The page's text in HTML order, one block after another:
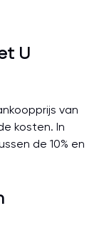
U
van
kosten. In
de 10% en